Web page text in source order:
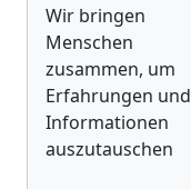
Wir bringen
Menschen
zusammen, um
Erfahrungen und
Informationen
auszutauschen